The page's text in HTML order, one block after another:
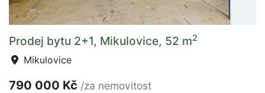
Prodej bytu 2+1, Mikulovice, 52 m2
Mikulovice
790 000 Kč /za nemovitost